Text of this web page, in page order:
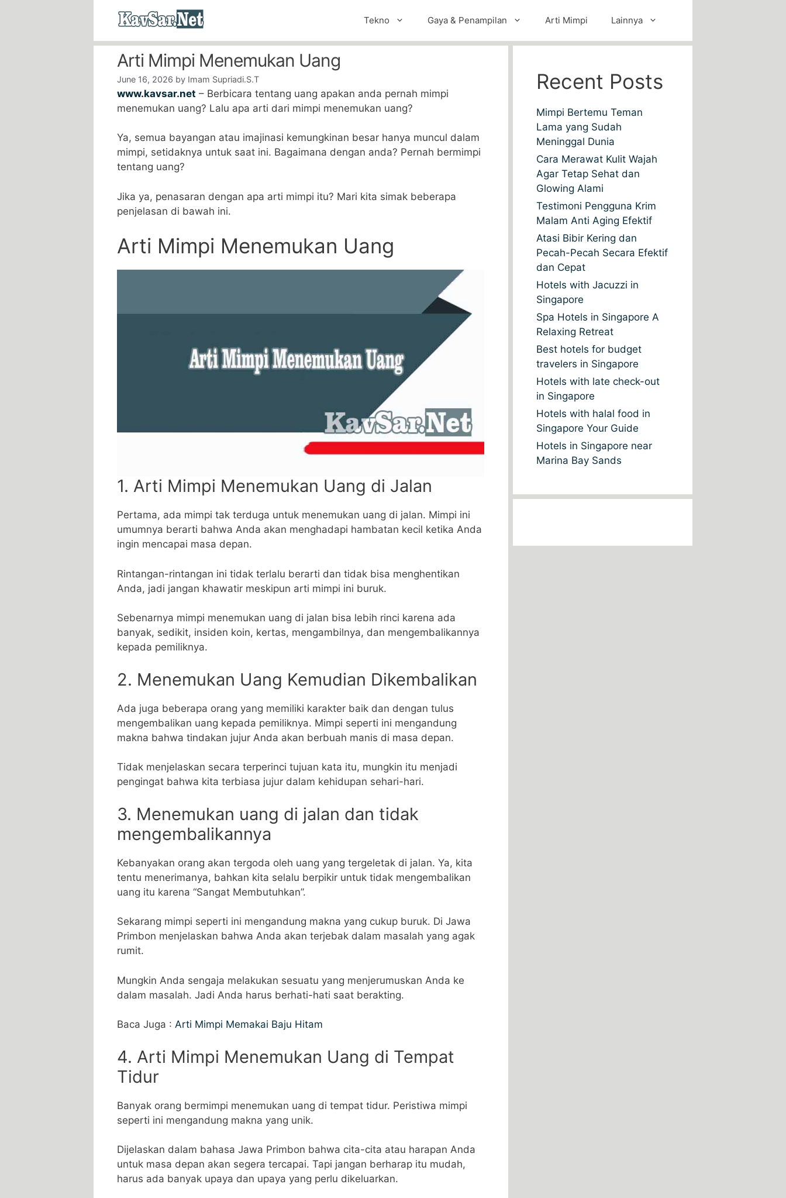
Tekno Gaya & Penampilan Arti Mimpi Lainnya
Arti Mimpi Menemukan Uang
June 16, 2026 by Imam Supriadi.S.T
www.kavsar.net – Berbicara tentang uang apakan anda pernah mimpi
menemukan uang? Lalu apa arti dari mimpi menemukan uang?
Ya, semua bayangan atau imajinasi kemungkinan besar hanya muncul dalam
mimpi, setidaknya untuk saat ini. Bagaimana dengan anda? Pernah bermimpi
tentang uang?
Jika ya, penasaran dengan apa arti mimpi itu? Mari kita simak beberapa
penjelasan di bawah ini.
Arti Mimpi Menemukan Uang
1. Arti Mimpi Menemukan Uang di Jalan
Pertama, ada mimpi tak terduga untuk menemukan uang di jalan. Mimpi ini
umumnya berarti bahwa Anda akan menghadapi hambatan kecil ketika Anda
ingin mencapai masa depan.
Rintangan-rintangan ini tidak terlalu berarti dan tidak bisa menghentikan
Anda, jadi jangan khawatir meskipun arti mimpi ini buruk.
Sebenarnya mimpi menemukan uang di jalan bisa lebih rinci karena ada
banyak, sedikit, insiden koin, kertas, mengambilnya, dan mengembalikannya
kepada pemiliknya.
2. Menemukan Uang Kemudian Dikembalikan
Ada juga beberapa orang yang memiliki karakter baik dan dengan tulus
mengembalikan uang kepada pemiliknya. Mimpi seperti ini mengandung
makna bahwa tindakan jujur ​​Anda akan berbuah manis di masa depan.
Tidak menjelaskan secara terperinci tujuan kata itu, mungkin itu menjadi
pengingat bahwa kita terbiasa jujur ​​dalam kehidupan sehari-hari.
3. Menemukan uang di jalan dan tidak
mengembalikannya
Kebanyakan orang akan tergoda oleh uang yang tergeletak di jalan. Ya, kita
tentu menerimanya, bahkan kita selalu berpikir untuk tidak mengembalikan
uang itu karena “Sangat Membutuhkan”.
Sekarang mimpi seperti ini mengandung makna yang cukup buruk. Di Jawa
Primbon menjelaskan bahwa Anda akan terjebak dalam masalah yang agak
rumit.
Mungkin Anda sengaja melakukan sesuatu yang menjerumuskan Anda ke
dalam masalah. Jadi Anda harus berhati-hati saat berakting.
Baca Juga : Arti Mimpi Memakai Baju Hitam
4. Arti Mimpi Menemukan Uang di Tempat
Tidur
Banyak orang bermimpi menemukan uang di tempat tidur. Peristiwa mimpi
seperti ini mengandung makna yang unik.
Dijelaskan dalam bahasa Jawa Primbon bahwa cita-cita atau harapan Anda
untuk masa depan akan segera tercapai. Tapi jangan berharap itu mudah,
harus ada banyak upaya dan upaya yang perlu dikeluarkan.
Recent Posts
Mimpi Bertemu Teman
Lama yang Sudah
Meninggal Dunia
Cara Merawat Kulit Wajah
Agar Tetap Sehat dan
Glowing Alami
Testimoni Pengguna Krim
Malam Anti Aging Efektif
Atasi Bibir Kering dan
Pecah-Pecah Secara Efektif
dan Cepat
Hotels with Jacuzzi in
Singapore
Spa Hotels in Singapore A
Relaxing Retreat
Best hotels for budget
travelers in Singapore
Hotels with late check-out
in Singapore
Hotels with halal food in
Singapore Your Guide
Hotels in Singapore near
Marina Bay Sands